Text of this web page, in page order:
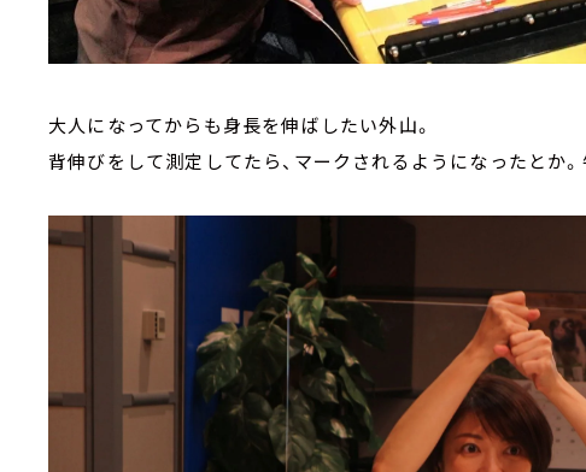
大人になってからも身長を伸ばしたい外山。
背伸びをして測定してたら、マークされるようになったとか